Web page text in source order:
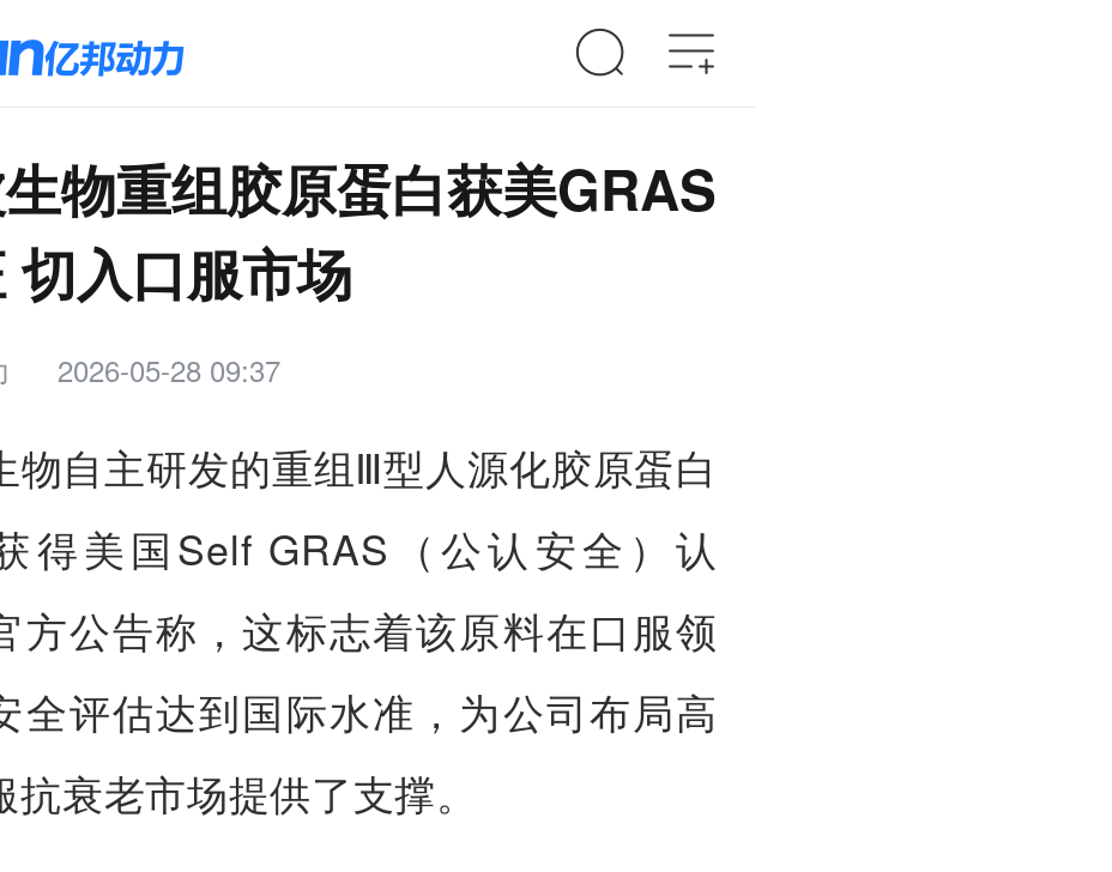
物重组胶原蛋白获美GRAS
切入口服市场
2026-05-28 09:37
物自主研发的重组Ⅲ型人源化胶原蛋白
得美国Self GRAS（公认安全）认
方公告称，这标志着该原料在口服领
全评估达到国际水准，为公司布局高
抗衰老市场提供了支撑。